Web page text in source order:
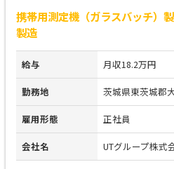
携帯用測定機（ガラスバッチ）
製造
給与 月収18.2万円
勤務地 茨城県東茨城郡
雇用形態 正社員
会社名 UTグループ株式